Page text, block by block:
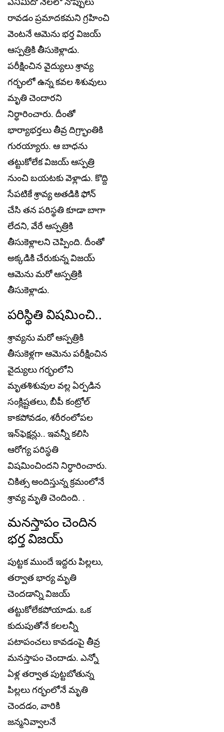
రావ‌డం ప్ర‌మాదక‌మ‌ని గ్ర‌హించి
వెంట‌నే ఆమెను భ‌ర్త విజ‌య్
ఆస్ప‌త్రికి తీసుకెళ్లాడు.
ప‌రీక్షించిన వైద్యులు శ్రావ్య
గర్భంలో ఉన్న క‌వ‌ల శిశువులు
మృతి చెందార‌ని
నిర్ధారించారు. దీంతో
భార్యాభ‌ర్త‌లు తీవ్ర దిగ్ర్భాంతికి
గుర‌య్యారు. ఆ బాధ‌ను
త‌ట్టుకోలేక విజ‌య్ ఆస్ప‌త్రి
నుంచి బ‌య‌ట‌కు వెళ్లాడు. కొద్ది
సేప‌టికే శ్రావ్య అత‌డికి ఫోన్
చేసి త‌న ప‌రిస్థ‌తి కూడా బాగా
లేద‌ని, వేరే ఆస్ప‌త్రికి
తీసుకెళ్లాల‌ని చెప్పింది. దీంతో
అక్క‌డికి చేరుకున్న విజ‌య్
ఆమెను మ‌రో ఆస్ప‌త్రికి
తీసుకెళ్లాడు.
ప‌రిస్థితి విష‌మించి..
శ్రావ్య‌ను మ‌రో ఆస్ప‌త్రికి
తీసుకెళ్ల‌గా ఆమెను ప‌రీక్షించిన
వైద్యులు గ‌ర్భంలోని
మృత‌శిశువుల వ‌ల్ల ఏర్ప‌డిన
సంక్లిష్ట‌త‌లు, బీపీ కంట్రోల్
కాక‌పోవ‌డం, శ‌రీరంలోప‌ల
ఇన్‌ఫెక్ష‌న్లు.. ఇవ‌న్నీ క‌లిసి
ఆరోగ్య ప‌రిస్థ‌తి
విష‌మించింద‌ని నిర్ధారించారు.
చికిత్స అందిస్తున్న క్ర‌మంలోనే
శ్రావ్య మృతి చెందింది. .
మ‌న‌స్తాపం చెందిన
భ‌ర్త విజ‌య్‌
పుట్ట‌క ముందే ఇద్ద‌రు పిల్ల‌లు,
త‌ర్వాత భార్య మృతి
చెంద‌డాన్ని విజ‌య్
త‌ట్టుకోలేక‌పోయాడు. ఒక
కుదుపుతోనే క‌ల‌లన్నీ
ప‌టాపంచ‌లు కావ‌డంపై తీవ్ర
మన‌స్తాపం చెందాడు. ఎన్నో
ఏళ్ల త‌ర్వాత పుట్ట‌బోతున్న
పిల్ల‌లు గ‌ర్భంలోనే మృతి
చెంద‌డం, వారికి
జ‌న్మ‌నివ్వాల‌నే